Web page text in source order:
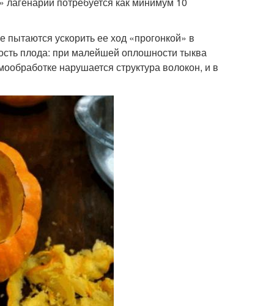
ускорить ее ход «прогонкой» в
плода: при малейшей оплошности тыква
нарушается структура волокон, и в